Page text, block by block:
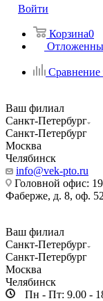
Войти
Корзина0
Сравнение
Ваш филиал
Санкт-Петербург
Санкт-Петербург
Москва
Челябинск
info@vek-pto.ru
Головной офис:
Фаберже, д. 8, оф.
Ваш филиал
Санкт-Петербург
Санкт-Петербург
Москва
Челябинск
Пн - Пт: 9.00 -